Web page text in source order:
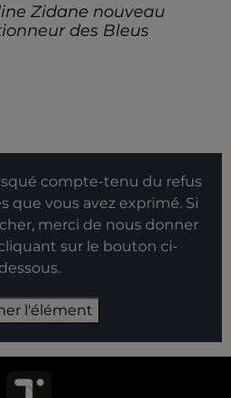
Zidane nouveau
des Bleus
compte-tenu du refus
que vous avez exprimé. Si
merci de nous donner
sur le bouton ci-
l'élément